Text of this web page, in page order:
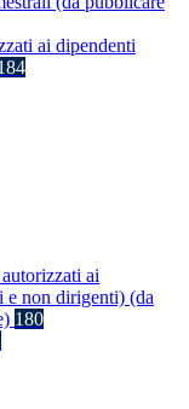
ai dipendenti
ai
e non dirigenti) (da
180